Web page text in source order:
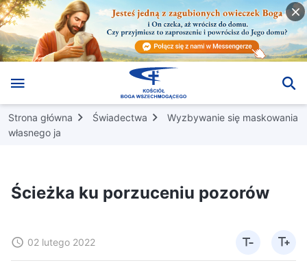
Strona główna Świadectwa
Wyzbywanie się maskowania
własnego ja
Ścieżka ku porzuceniu pozorów
02 lutego 2022